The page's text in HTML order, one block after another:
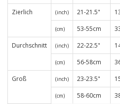
Zierlich
(inch) 21-21.5"
(cm) 53-55cm
Durchschnitt
(inch) 22-22.5"
(cm) 56-58cm
Groß
(inch) 23-23.5"
(cm) 58-60cm